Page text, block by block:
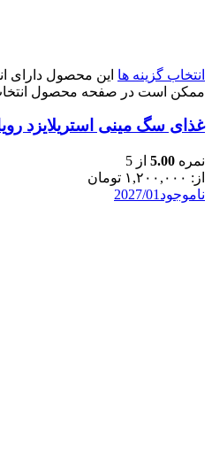
انتخاب گزینه ها این محصول دارای
ممکن است در صفحه محصول
غذای سگ مینی استریلایزد
نمره 5.00 از 5
از: ۱,۲۰۰,۰۰۰ تومان
ناموجود 2027/01